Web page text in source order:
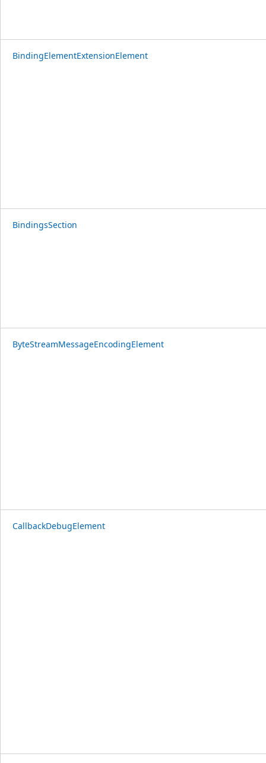
BindingElementExtensionElement
BindingsSection
ByteStreamMessageEncodingElement
CallbackDebugElement